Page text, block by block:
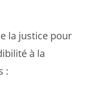
la justice pour
à la
: